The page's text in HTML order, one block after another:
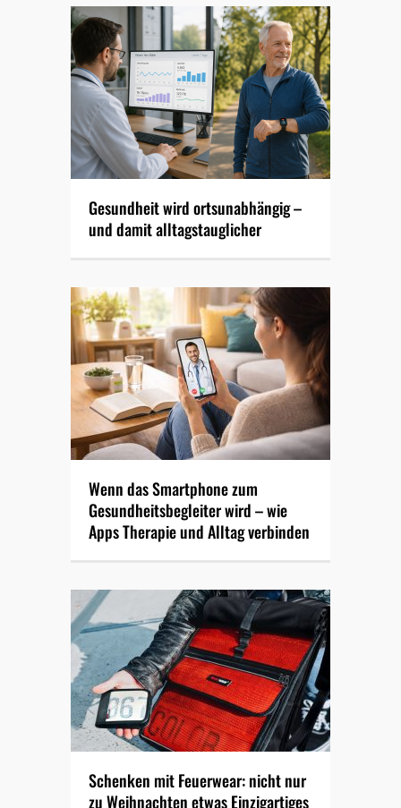
Gesundheit wird ortsunabhängig –
und damit alltagstauglicher
Wenn das Smartphone zum
Gesundheitsbegleiter wird – wie
Apps Therapie und Alltag verbinden
Schenken mit Feuerwear: nicht nur
zu Weihnachten etwas Einzigartiges